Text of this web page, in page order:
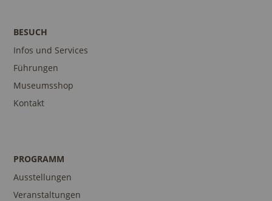
BESUCH
Infos und Services
Führungen
Museumsshop
Kontakt
PROGRAMM
Ausstellungen
Veranstaltungen